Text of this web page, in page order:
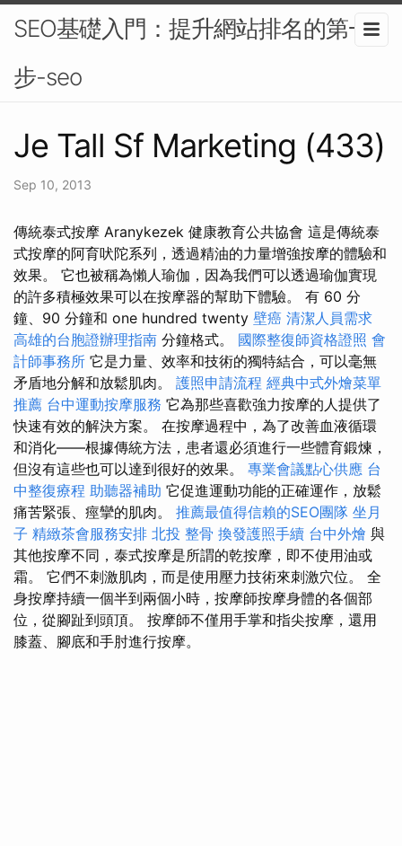
SEO基礎入門：提升網站排名的第一
步-seo
Je Tall Sf Marketing (433)
Sep 10, 2013
傳統泰式按摩 Aranykezek 健康教育公共協會 這是傳統泰
式按摩的阿育吠陀系列，透過精油的力量增強按摩的體驗和
效果。 它也被稱為懶人瑜伽，因為我們可以透過瑜伽實現
的許多積極效果可以在按摩器的幫助下體驗。 有 60 分
鐘、90 分鐘和 one hundred twenty 壁癌 清潔人員需求
高雄的台胞證辦理指南 分鐘格式。 國際整復師資格證照 會
計師事務所 它是力量、效率和技術的獨特結合，可以毫無
矛盾地分解和放鬆肌肉。 護照申請流程 經典中式外燴菜單
推薦 台中運動按摩服務 它為那些喜歡強力按摩的人提供了
快速有效的解決方案。 在按摩過程中，為了改善血液循環
和消化——根據傳統方法，患者還必須進行一些體育鍛煉，
但沒有這些也可以達到很好的效果。 專業會議點心供應 台
中整復療程 助聽器補助 它促進運動功能的正確運作，放鬆
痛苦緊張、痙攣的肌肉。 推薦最值得信賴的SEO團隊 坐月
子 精緻茶會服務安排 北投 整骨 換發護照手續 台中外燴 與
其他按摩不同，泰式按摩是所謂的乾按摩，即不使用油或
霜。 它們不刺激肌肉，而是使用壓力技術來刺激穴位。 全
身按摩持續一個半到兩個小時，按摩師按摩身體的各個部
位，從腳趾到頭頂。 按摩師不僅用手掌和指尖按摩，還用
膝蓋、腳底和手肘進行按摩。